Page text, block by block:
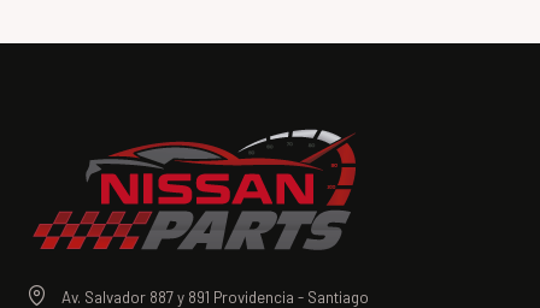
Av. Salvador 887 y 891 Providencia - Santiago